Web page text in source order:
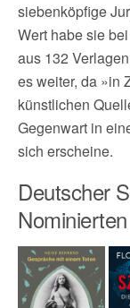
siebenköpfige
Wert habe sie
aus 132
es weiter, da »in
künstlichen
Gegenwart in
sich erscheine.
Deutscher
Nominierten